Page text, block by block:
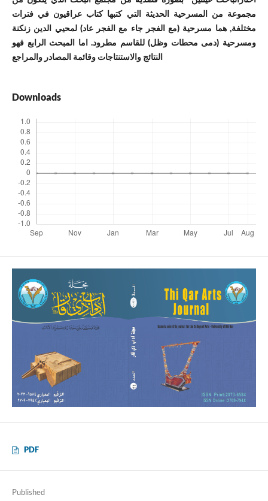
مجموعة من المسرحية الحديثة التي كتبها كتاب عراقيون في فترات
مختلفة, هما مسرحية (مع الفجر جاء مع الفجر عاد) لمحيي الدين زنكنة
ومسرحية (دمى محطات وظل) للقاسم مطرود. اما المبحث الرابع فهو
النتائج والاستنتاجات وقائمة المصادر والمراجع
Downloads
PDF
Published